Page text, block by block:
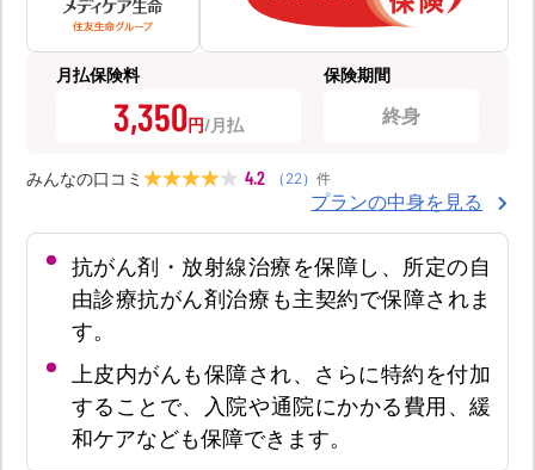
月払保険料
3,350円
保険期間
終身
みんなの口コミ 4.2 （ 22） 件
プランの中身を見る
抗がん剤・放射線治療を保障し、所定の自
由診療抗がん剤治療も主契約で保障されま
す。
上皮内がんも保障され、さらに特約を付加
することで、入院や通院にかかる費用、緩
和ケアなども保障できます。